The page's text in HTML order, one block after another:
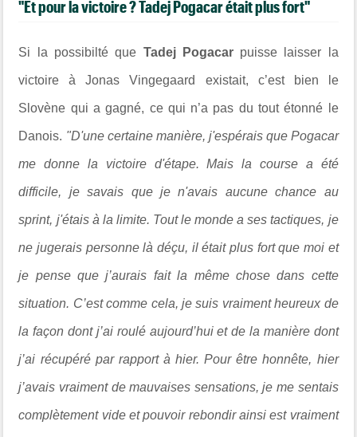
"Et pour la victoire ? Tadej Pogacar était plus fort"
Si la possibilté que Tadej Pogacarpuisse laisser la
victoire à Jonas Vingegaard existait, c’est bien le
Slovène qui a gagné, ce qui n’a pas du tout étonné le
Danois. "D'une certaine manière, j'espérais que Pogacar
me donne la victoire d'étape. Mais la course a été
difficile, je savais que je n'avais aucune chance au
sprint, j'étais à la limite. Tout le monde a ses tactiques, je
ne jugerais personne là déçu, il était plus fort que moi et
je pense que j’aurais fait la même chose dans cette
situation. C’est comme cela, je suis vraiment heureux de
la façon dont j’ai roulé aujourd’hui et de la manière dont
j’ai récupéré par rapport à hier. Pour être honnête, hier
j’avais vraiment de mauvaises sensations, je me sentais
complètement vide et pouvoir rebondir ainsi est vraiment